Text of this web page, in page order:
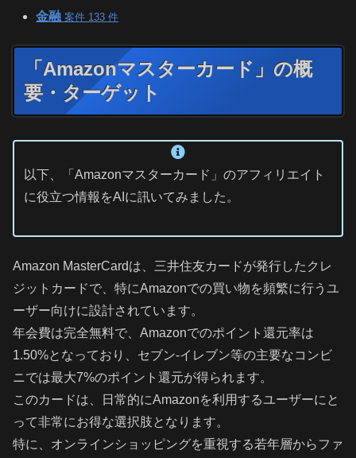
金融 案件 133 件
「Amazonマスターカード」の概
要・ターゲット
以下、「Amazonマスターカード」のアフィリエイト
に役立つ情報をAIに訊いてみました。
Amazon MasterCardは、三井住友カードが発行したクレ
ジットカードで、特にAmazonでの買い物を頻繁に行うユ
ーザー向けに設計されています。
年会費は完全無料で、Amazonでのポイント還元率は
1.50%となっており、セブン-イレブン等の主要なコンビ
ニでは最大7%のポイント還元が得られます。
このカードは、日常的にAmazonを利用するユーザーにと
って非常にお得な選択肢となります。
特に、オンラインショッピングを重視する若年層からファ